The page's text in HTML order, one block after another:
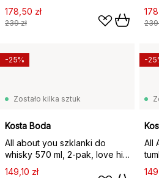
178,50 zł
239 zł 239
Zostało kilka sztuk
Kosta Boda
All about you szklanki do
whisky 570 ml, 2‑pak, love him
(szary)
149,10 zł
-25%
All
him
-